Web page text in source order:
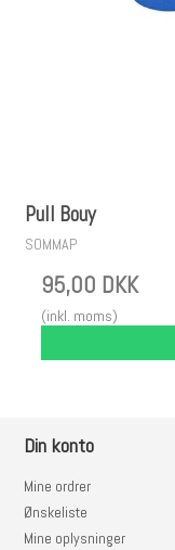
Pull Bouy
SOMMAP
95,00 DKK
(inkl. moms)
Din konto
Mine ordrer
Ønskeliste
Mine oplysninger